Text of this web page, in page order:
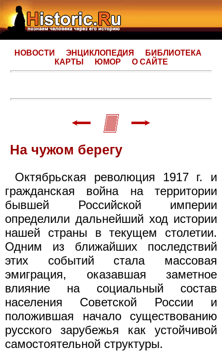
НОВОСТИ ЭНЦИКЛОПЕДИЯ
БИБЛИОТЕКА
КАРТЫ
ЮМОР О САЙТЕ
На чужом берегу
Октябрьская революция 1917 г. и
гражданская война на территории
бывшей Российской империи
определили дальнейший ход истории
нашей страны в текущем столетии.
Одним из ближайших последствий
этих событий стала массовая
эмиграция, оказавшая заметное
влияние на социальный состав
населения Советской России и
положившая начало существованию
русского зарубежья как устойчивой
самостоятельной структуры.